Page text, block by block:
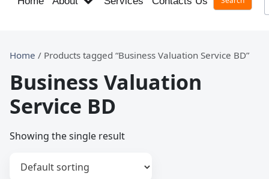
Home / Products tagged “Business Valuation Service BD”
Business Valuation
Service BD
Showing the single result